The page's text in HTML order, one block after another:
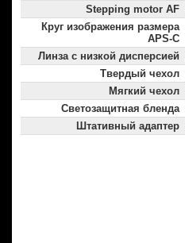
Stepping motor AF
Круг изображения размера
APS-C
Линза с низкой дисперсией
Твердый чехол
Мягкий чехол
Светозащитная бленда
Штативный адаптер